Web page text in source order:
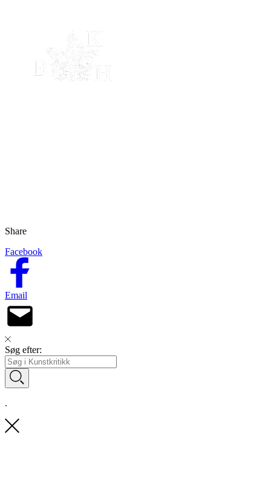
Share
Facebook
Email
Søg efter:
.